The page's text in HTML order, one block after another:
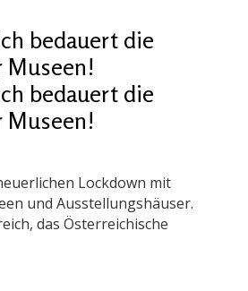
bedauert die
Museen!
bedauert die
Museen!
Lockdown mit
und Ausstellungshäuser.
das Österreichische